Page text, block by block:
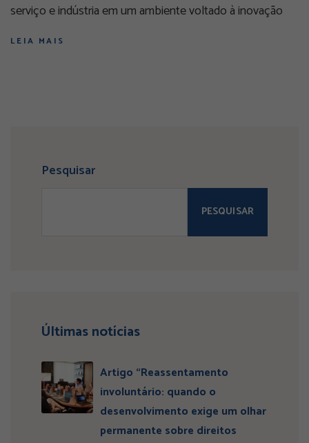
serviço e indústria em um ambiente voltado à inovação
LEIA MAIS
Pesquisar
PESQUISAR
Últimas notícias
Artigo “Reassentamento
involuntário: quando o
desenvolvimento exige um olhar
permanente sobre direitos